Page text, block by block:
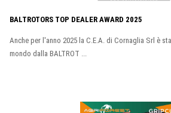
BALTROTORS TOP DEALER AWARD 2025
Anche per l'anno 2025 la C.E.A. di Cornaglia Srl è
mondo dalla BALTROT ...